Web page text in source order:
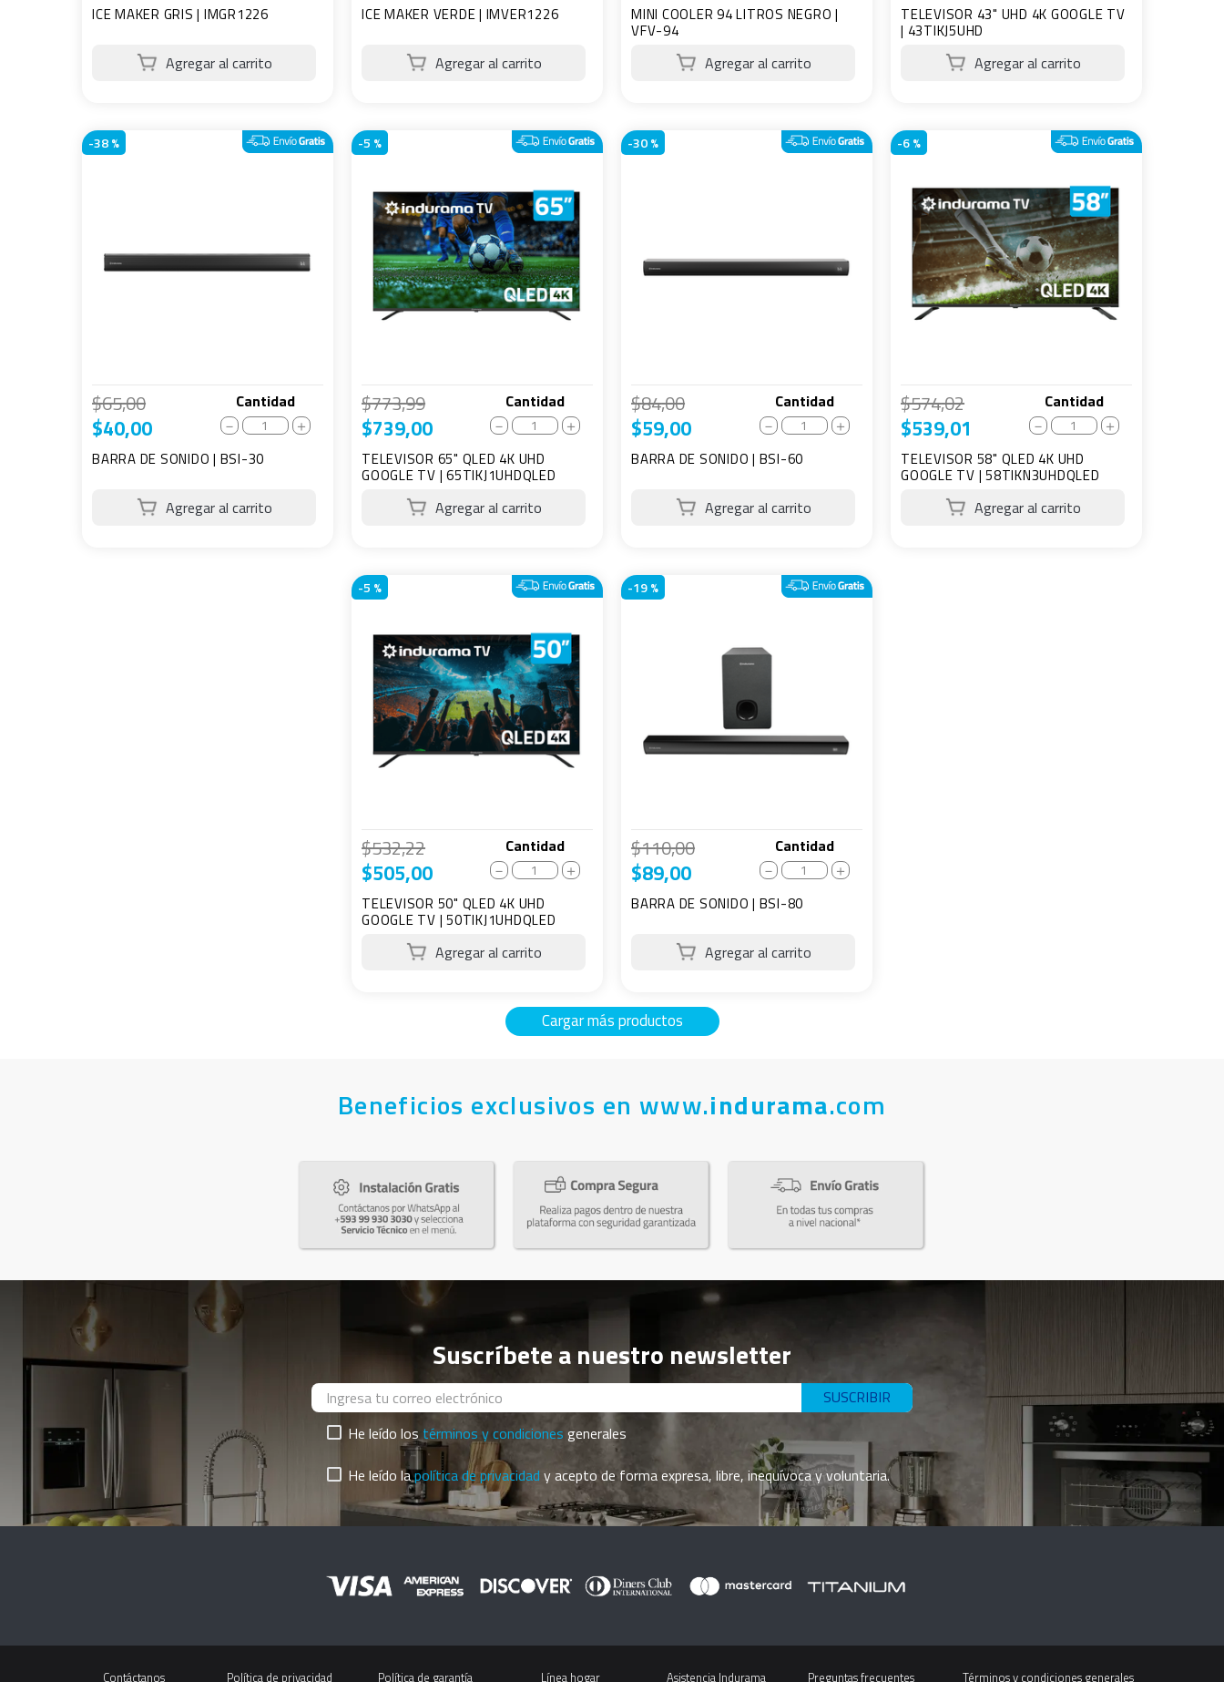
ICE MAKER GRIS | IMGR1226 ICE MAKER VERDE | IMVER1226 MINI COOLER 94 LITROS NEGRO |
VFV-94
TELEVISOR 43" UHD 4K GOOGLE TV
| 43TIKJ5UHD
-38 %
$65,00
$40,00
Cantidad
＋
－
BARRA DE SONIDO | BSI-30
-5 %
$773,99
$739,00
Cantidad
＋
－
TELEVISOR 65" QLED 4K UHD
GOOGLE TV | 65TIKJ1UHDQLED
-30 %
$84,00
$59,00
Cantidad
＋
－
BARRA DE SONIDO | BSI-60
-6 %
$574,02
$539,01
Cantidad
＋
－
TELEVISOR 58" QLED 4K UHD
GOOGLE TV | 58TIKN3UHDQLED
-5 %
$532,22
$505,00
Cantidad
＋
－
TELEVISOR 50" QLED 4K UHD
GOOGLE TV | 50TIKJ1UHDQLED
-19 %
$110,00
$89,00
Cantidad
＋
－
BARRA DE SONIDO | BSI-80
Beneficios exclusivos en www.indurama.com
Suscríbete a nuestro newsletter
SUSCRIBIR
He leído lostérminos y condiciones generales
He leído lapolítica de privacidad y acepto de forma expresa, libre, inequívoca y voluntaria.
Contáctanos Política de privacidad Política de garantía Línea hogar Asistencia Indurama Preguntas frecuentes Términos y condiciones generales